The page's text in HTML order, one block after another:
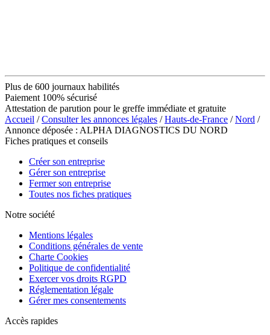
Plus de 600 journaux habilités
Paiement 100% sécurisé
Attestation de parution pour le greffe immédiate et gratuite
Accueil /Consulter les annonces légales /Hauts-de-France /Nord /
Annonce déposée : ALPHA DIAGNOSTICS DU NORD
Fiches pratiques et conseils
Créer son entreprise
Gérer son entreprise
Fermer son entreprise
Toutes nos fiches pratiques
Notre société
Mentions légales
Conditions générales de vente
Charte Cookies
Politique de confidentialité
Exercer vos droits RGPD
Réglementation légale
Gérer mes consentements
Accès rapides